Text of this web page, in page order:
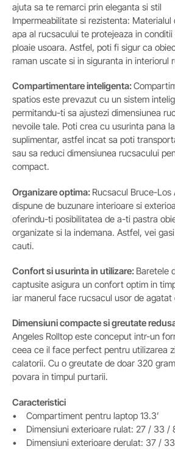
ajuta sa te remarci prin eleganta si stil
Impermeabilitate si rezistenta: Materialul
apa al rucsacului te protejeaza in
ploaie usoara. Astfel, poti fi sigur ca
raman uscate si in siguranta in interiorul
Compartimentare inteligenta:
spatios este prevazut cu un sistem
permitandu-ti sa ajustezi dimensiunea
nevoile tale. Poti crea cu usurinta pana
suplimentar, astfel incat sa poti
sau sa reduci dimensiunea rucsacului
compact.
Organizare optima: Rucsacul Bruce-Los
dispune de buzunare interioare si
oferindu-ti posibilitatea de a-ti pastra
organizate si la indemana. Astfel, vei
cauti.
Confort si usurinta in utilizare: Baretele
captusite asigura un confort optim in
iar manerul face rucsacul usor de agatat
Dimensiuni compacte si greutate
Angeles Rolltop este conceput intr-un
ceea ce il face perfect pentru utilizarea
calatorii. Cu o greutate de doar 320
povara in timpul purtarii.
Caracteristici
• Compartiment pentru laptop 13.3’
• Dimensiuni exterioare rulat: 27 / 33 /
• Dimensiuni exterioare derulat: 37 /